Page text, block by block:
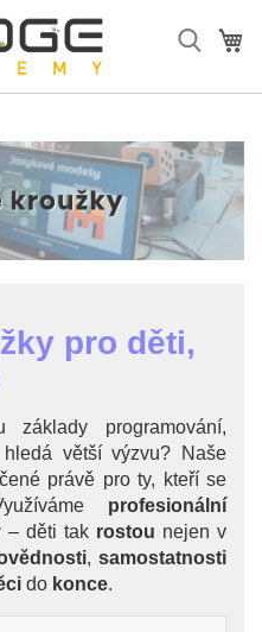
pro děti,
programování,
větší výzvu? Naše
právě pro ty, kteří se
profesionální
– děti tak rostou nejen v
,samostatnosti
do konce.